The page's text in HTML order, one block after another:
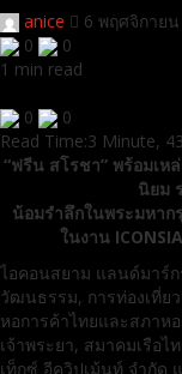
anice
6 พฤศจิกาย
0
0
1 min read
0
0
Read Time:3 Minute,
“ฟรีน สโรชา” พร้อมเ
นิยม
น้อมรำลึกในพระมหา
ในงาน
ไอคอนสยาม แลนด์มาร์
วัฒนธรรม, การท่องเที่ย
หอการค้าไทยและสภาห
เจ้าพระยา, สมาคมเรือ
เท็กซ์ อีควิปเม้นท์ จำกัด